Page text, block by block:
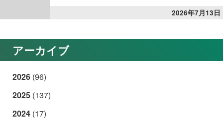
2026年7月13日
アーカイブ
2026 (96)
2025 (137)
2024 (17)